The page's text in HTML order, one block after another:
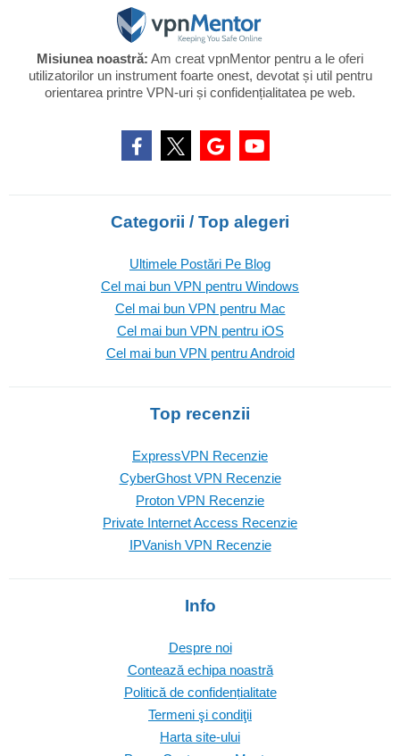
Misiunea noastră: Am creat vpnMentor pentru a le oferi
utilizatorilor un instrument foarte onest, devotat și util pentru
orientarea printre VPN-uri și confidențialitatea pe web.
Categorii / Top alegeri
Ultimele Postări Pe Blog
Cel mai bun VPN pentru Windows
Cel mai bun VPN pentru Mac
Cel mai bun VPN pentru iOS
Cel mai bun VPN pentru Android
Top recenzii
ExpressVPN Recenzie
CyberGhost VPN Recenzie
Proton VPN Recenzie
Private Internet Access Recenzie
IPVanish VPN Recenzie
Info
Despre noi
Contează echipa noastră
Politică de confidențialitate
Termeni şi condiţii
Harta site-ului